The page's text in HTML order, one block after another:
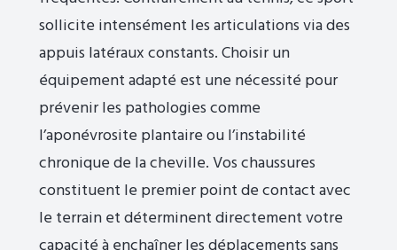
sollicite intensément les articulations via des
appuis latéraux constants. Choisir un
équipement adapté est une nécessité pour
prévenir les pathologies comme
l’aponévrosite plantaire ou l’instabilité
chronique de la cheville. Vos chaussures
constituent le premier point de contact avec
le terrain et déterminent directement votre